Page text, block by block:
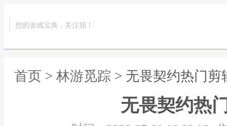
您的游戏宝典，关注我！
首页 > 林游觅踪 > 无畏契约热门剪
无畏契约热